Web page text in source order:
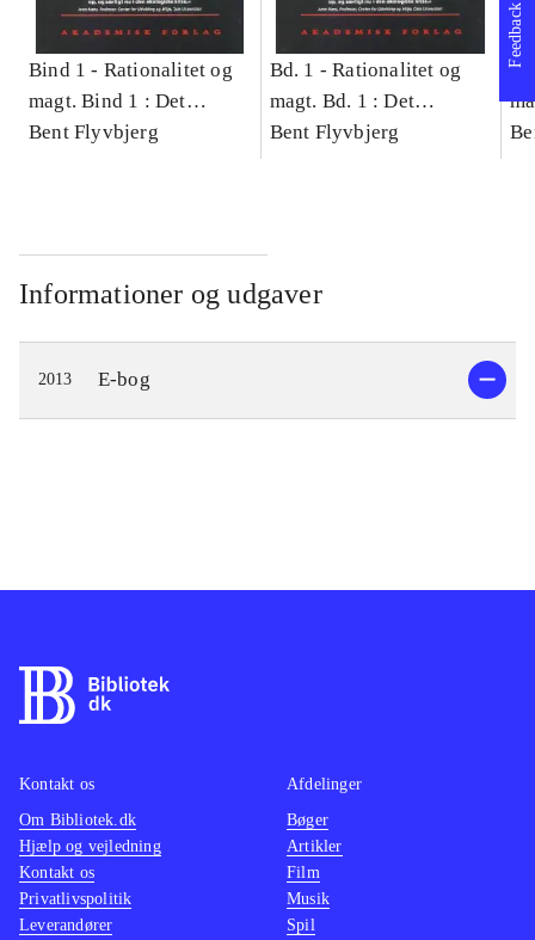
Bind 1 - Rationalitet og
magt. Bind 1 : Det
konkretes videnskab
Bent Flyvbjerg
Bd. 1 -Rationalitet og
magt. Bd. 1 : Det
konkretes videnskab
Bent Flyvbjerg
Informationer og udgaver
2013 E-bog
Feedback
Kontakt os
Om Bibliotek.dk
Hjælp og vejledning
Kontakt os
Privatlivspolitik
Leverandører
Afdelinger
Bøger
Artikler
Film
Musik
Spil